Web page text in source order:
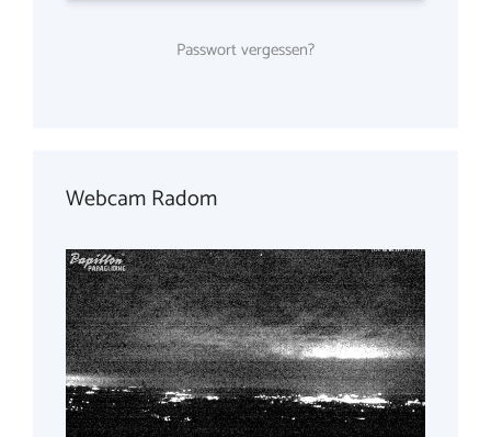
Passwort vergessen?
Webcam Radom